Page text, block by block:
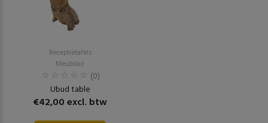
Receptietafels
Meubilair
(0)
Ubud table
€42,00 excl. btw